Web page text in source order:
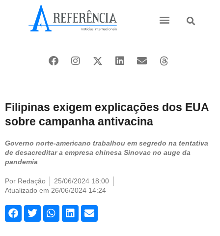
Filipinas exigem explicações dos EUA
sobre campanha antivacina
Governo norte-americano trabalhou em segredo na tentativa
de desacreditar a empresa chinesa Sinovac no auge da
pandemia
Por Redação
25/06/2024 18:00
Atualizado em 26/06/2024 14:24